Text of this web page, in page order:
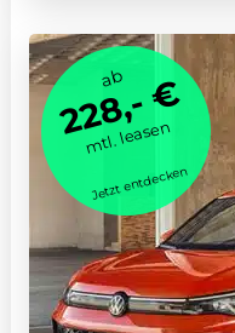
ab
228,- €
mtl. leasen
Jetzt entdecken